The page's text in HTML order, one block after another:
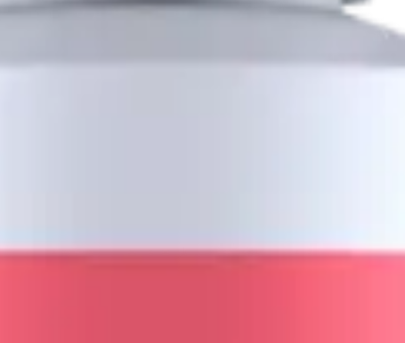
El mentol activa receptores de frío para
la elasticidad y brillo de cada hebra.